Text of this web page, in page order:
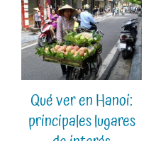
Qué ver en Hanoi:
principales lugares